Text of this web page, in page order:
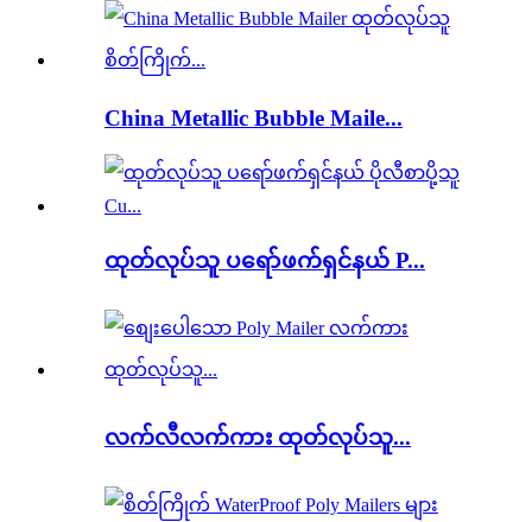
China Metallic Bubble Maile...
ထုတ်လုပ်သူ ပရော်ဖက်ရှင်နယ် P...
လက်လီလက်ကား ထုတ်လုပ်သူ...